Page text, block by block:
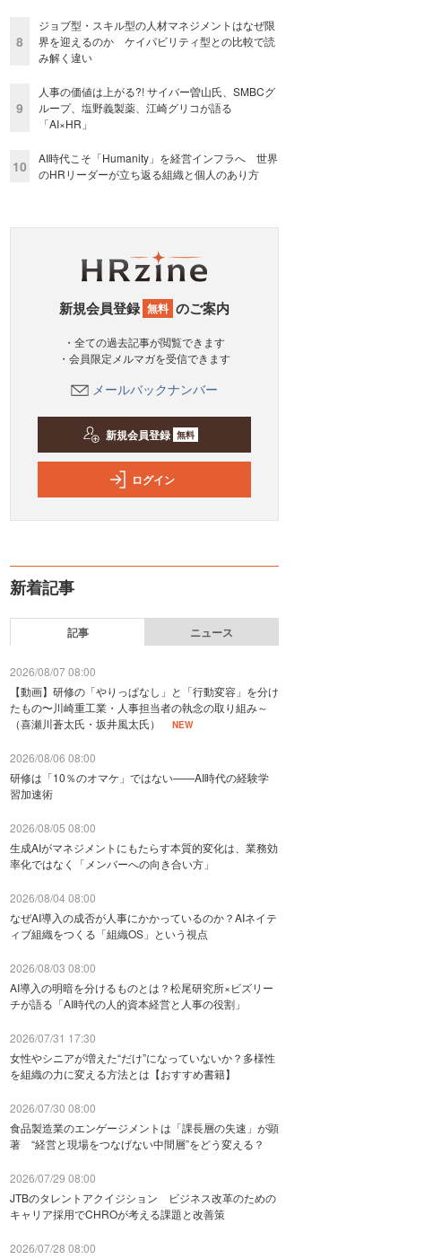
8
ジョブ型・スキル型の人材マネジメントはなぜ限
界を迎えるのか ケイパビリティ型との比較で読
み解く違い
9
人事の価値は上がる?! サイバー曽山氏、SMBCグ
ループ、塩野義製薬、江崎グリコが語る
「AI×HR」
10
AI時代こそ「Humanity」を経営インフラへ 世界
のHRリーダーが立ち返る組織と個人のあり方
新規会員登録 無料 のご案内
・全ての過去記事が閲覧できます
・会員限定メルマガを受信できます
メールバックナンバー
新規会員登録 無料
ログイン
新着記事
記事 ニュース
2026/08/07 08:00
【動画】研修の「やりっぱなし」と「行動変容」を分け
たもの〜川崎重工業・人事担当者の執念の取り組み～
（喜瀬川蒼太氏・坂井風太氏）
NEW
2026/08/06 08:00
研修は「10％のオマケ」ではない——AI時代の経験学
習加速術
2026/08/05 08:00
生成AIがマネジメントにもたらす本質的変化は、業務効
率化ではなく「メンバーへの向き合い方」
2026/08/04 08:00
なぜAI導入の成否が人事にかかっているのか？AIネイテ
ィブ組織をつくる「組織OS」という視点
2026/08/03 08:00
AI導入の明暗を分けるものとは？松尾研究所×ビズリー
チが語る「AI時代の人的資本経営と人事の役割」
2026/07/31 17:30
女性やシニアが増えた“だけ”になっていないか？多様性
を組織の力に変える方法とは【おすすめ書籍】
2026/07/30 08:00
食品製造業のエンゲージメントは「課長層の失速」が顕
著 “経営と現場をつなげない中間層”をどう変える？
2026/07/29 08:00
JTBのタレントアクイジション ビジネス改革のための
キャリア採用でCHROが考える課題と改善策
2026/07/28 08:00